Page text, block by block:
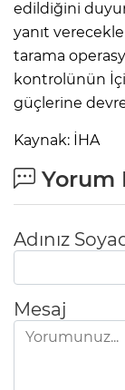
edildiğini
yanıt
tarama
kontrolünün
güçlerine
Kaynak: İHA
Yorum
Adınız
Mesaj